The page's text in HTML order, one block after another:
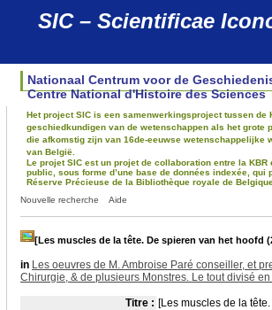
SIC – Scientificae
Nouvelle recherche Aide
[Les muscles de la tête. De spieren van het hoofd
in Les oeuvres de M. Ambroise Paré conseiller, et
Chirurgie, & de plusieurs Monstres. Le tout divisé
Titre : [Les muscles de la
Nationaal Centrum voor de
Centre National d'Histoire des Sciences
Het project SIC is een samenwerkingsproject tussen
geschiedkundigen van de wetenschappen als het
die afkomstig zijn van 16de-eeuwse wetenschappelijke
van België.
Le projet SIC est un projet de collaboration entre la
public, sous forme d’une base de données indexée,
Réserve Précieuse de la Bibliothèque royale de